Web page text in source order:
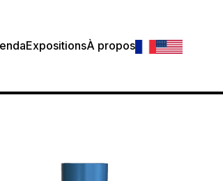
ExpositionsÀ propos